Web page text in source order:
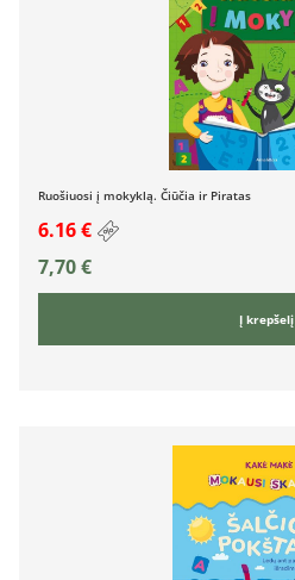
Ruošiuosi į mokyklą. Čiūčia ir Piratas
6.16 €
7,70€
Į krepšelį